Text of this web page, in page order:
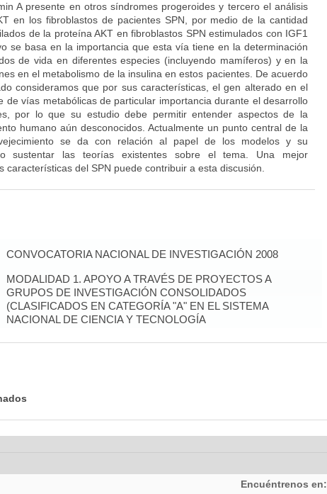
A presente en otros síndromes progeroides y tercero el análisis
en los fibroblastos de pacientes SPN, por medio de la cantidad
de la proteína AKT en fibroblastos SPN estimulados con IGF1
se basa en la importancia que esta vía tiene en la determinación
de vida en diferentes especies (incluyendo mamíferos) y en la
en el metabolismo de la insulina en estos pacientes. De acuerdo
consideramos que por sus características, el gen alterado en el
de vías metabólicas de particular importancia durante el desarrollo
por lo que su estudio debe permitir entender aspectos de la
humano aún desconocidos. Actualmente un punto central de la
se da con relación al papel de los modelos y su
sustentar las teorías existentes sobre el tema. Una mejor
características del SPN puede contribuir a esta discusión.
CONVOCATORIA NACIONAL DE INVESTIGACIÓN 2008
MODALIDAD 1. APOYO A TRAVÉS DE PROYECTOS A
GRUPOS DE INVESTIGACIÓN CONSOLIDADOS
(CLASIFICADOS EN CATEGORÍA "A" EN EL SISTEMA
NACIONAL DE CIENCIA Y TECNOLOGÍA
Encuéntrenos en: